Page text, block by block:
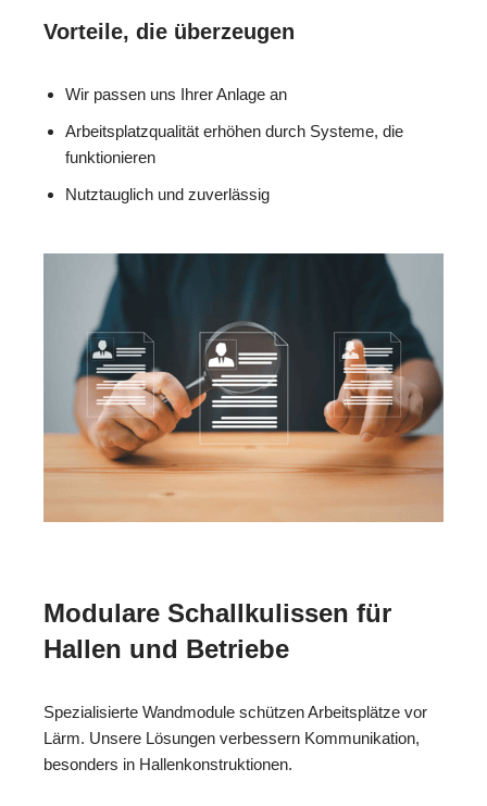
Vorteile, die überzeugen
Wir passen uns Ihrer Anlage an
Arbeitsplatzqualität erhöhen durch Systeme, die
funktionieren
Nutztauglich und zuverlässig
Modulare Schallkulissen für
Hallen und Betriebe
Spezialisierte Wandmodule schützen Arbeitsplätze vor
Lärm. Unsere Lösungen verbessern Kommunikation,
besonders in Hallenkonstruktionen.